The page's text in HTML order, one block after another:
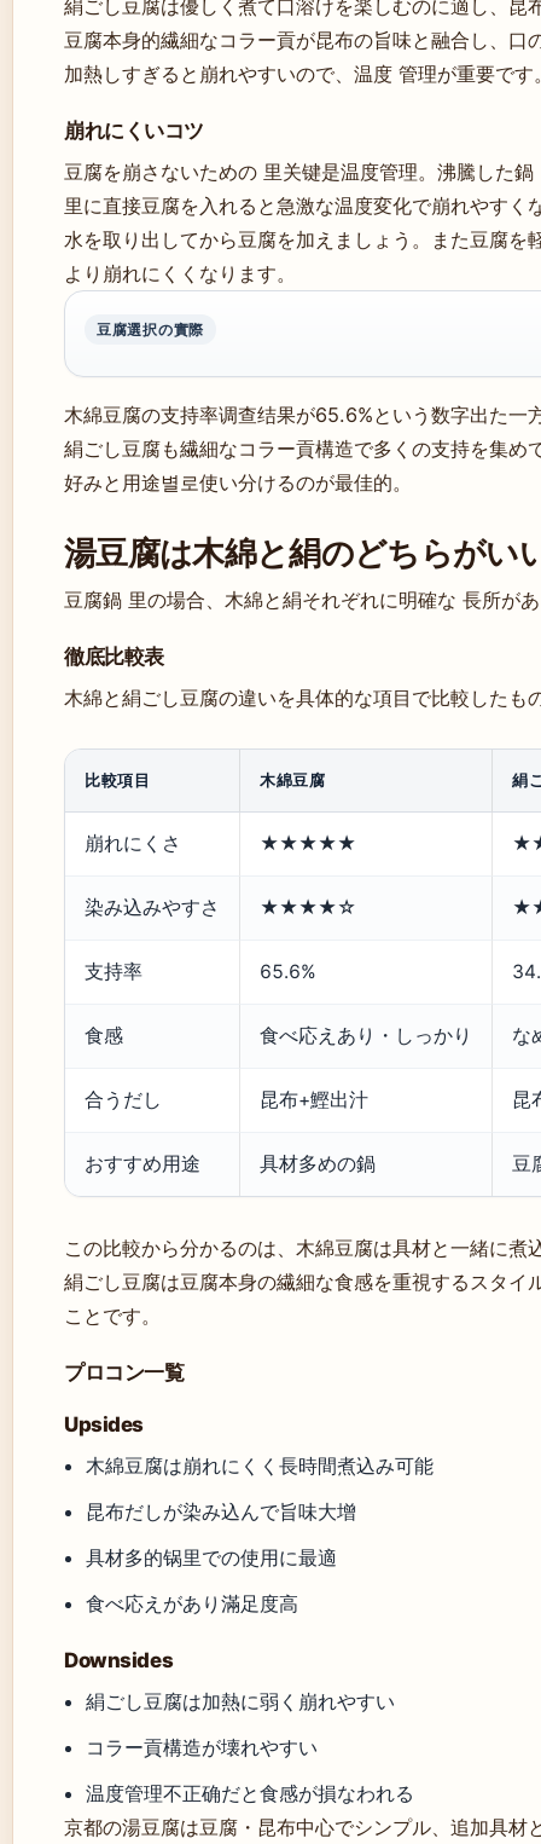
絹ごし豆腐は優しく煮て口溶けを楽しむのに適し、昆
豆腐本身的繊細なコラー貢が昆布の旨味と融合し、
加熱しすぎると崩れやすいので、温度 管理が重要です
崩れにくいコツ
豆腐を崩さないための 里关键是温度管理。沸騰した鍋
里に直接豆腐を入れると急激な温度変化で崩れやすく
水を取り出してから豆腐を加えましょう。また豆腐
より崩れにくくなります。
豆腐選択の實際
木綿豆腐の支持率调查结果が65.6%という数字出た一
絹ごし豆腐も繊細なコラー貢構造で多くの支持を集め
好みと用途별로使い分けるのが最佳的。
湯豆腐は木綿と絹のどちらがい
豆腐鍋 里の場合、木綿と絹それぞれに明確な 長所が
徹底比較表
木綿と絹ごし豆腐の違いを具体的な項目で比較したも
比較項目 木綿豆腐 絹
崩れにくさ ★★★★★
染み込みやすさ ★★★★☆
支持率 65.6%
食感 食べ応えあり・しっかり な
合うだし 昆布+鰹出汁 昆
おすすめ用途 具材多めの鍋 豆
この比較から分かるのは、木綿豆腐は具材と一緒に煮
絹ごし豆腐は豆腐本身の繊細な食感を重視するスタ
ことです。
プロコン一覧
Upsides
木綿豆腐は崩れにくく長時間煮込み可能
昆布だしが染み込んで旨味大增
具材多的锅里での使用に最適
食べ応えがあり滿足度高
Downsides
絹ごし豆腐は加熱に弱く崩れやすい
コラー貢構造が壊れやすい
温度管理不正确だと食感が損なわれる
京都の湯豆腐は豆腐・昆布中心でシンプル、追加具